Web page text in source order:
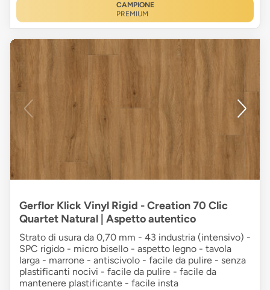
CAMPIONE
PREMIUM
Gerflor Klick Vinyl Rigid - Creation 70 Clic
Quartet Natural | Aspetto autentico
Strato di usura da 0,70 mm - 43 industria (intensivo) -
SPC rigido - micro bisello - aspetto legno - tavola
larga - marrone - antiscivolo - facile da pulire - senza
plastificanti nocivi - facile da pulire - facile da
mantenere plastificante - facile insta